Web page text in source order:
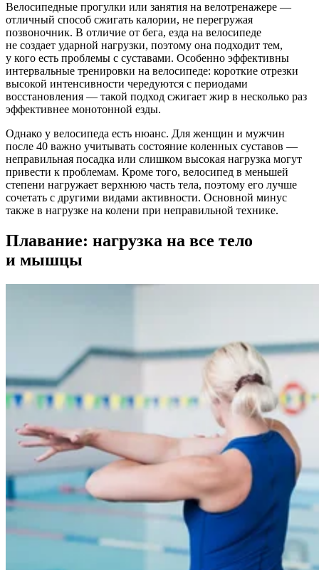
Велосипедные прогулки или занятия на велотренажере —
отличный способ сжигать калории, не перегружая
позвоночник. В отличие от бега, езда на велосипеде
не создает ударной нагрузки, поэтому она подходит тем,
у кого есть проблемы с суставами. Особенно эффективны
интервальные тренировки на велосипеде: короткие отрезки
высокой интенсивности чередуются с периодами
восстановления — такой подход сжигает жир в несколько раз
эффективнее монотонной езды.
Однако у велосипеда есть нюанс. Для женщин и мужчин
после 40 важно учитывать состояние коленных суставов —
неправильная посадка или слишком высокая нагрузка могут
привести к проблемам. Кроме того, велосипед в меньшей
степени нагружает верхнюю часть тела, поэтому его лучше
сочетать с другими видами активности. Основной минус
также в нагрузке на колени при неправильной технике.
Плавание: нагрузка на все тело
и мышцы